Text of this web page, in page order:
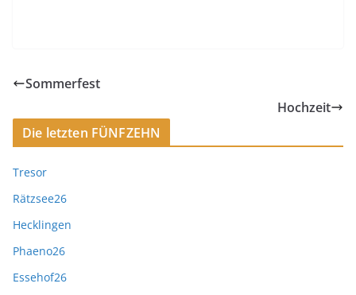
Sommerfest
Hochzeit
Die letzten FÜNFZEHN
Tresor
Rätzsee26
Hecklingen
Phaeno26
Essehof26